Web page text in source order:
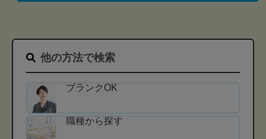
他の方法で検索
ブランクOK
職種から探す